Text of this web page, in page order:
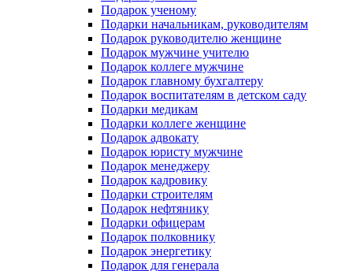
Подарок ученому
Подарки начальникам, руководителям
Подарок руководителю женщине
Подарок мужчине учителю
Подарок коллеге мужчине
Подарок главному бухгалтеру
Подарок воспитателям в детском саду
Подарки медикам
Подарки коллеге женщине
Подарок адвокату
Подарок юристу мужчине
Подарок менеджеру
Подарок кадровику
Подарки строителям
Подарок нефтянику
Подарки офицерам
Подарок полковнику
Подарок энергетику
Подарок для генерала